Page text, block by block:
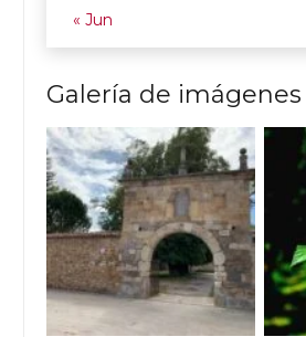
« Jun
Galería de imágenes